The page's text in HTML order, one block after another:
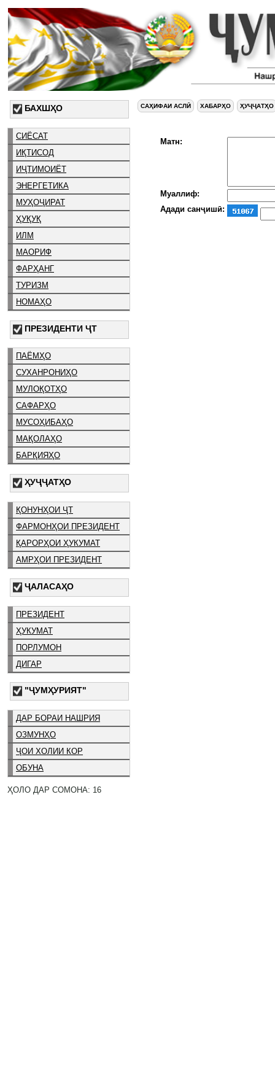
БАХШҲО
СИЁСАТ
ИҚТИСОД
ИҶТИМОИЁТ
ЭНЕРГЕТИКА
МУҲОҶИРАТ
ҲУҚУҚ
ИЛМ
МАОРИФ
ФАРҲАНГ
ТУРИЗМ
НОМАҲО
ПРЕЗИДЕНТИ ҶТ
ПАЁМҲО
СУХАНРОНИҲО
МУЛОҚОТҲО
САФАРҲО
МУСОҲИБАҲО
МАҚОЛАҲО
БАРҚИЯҲО
ҲУҶҶАТҲО
ҚОНУНҲОИ ҶТ
ФАРМОНҲОИ ПРЕЗИДЕНТ
ҚАРОРҲОИ ҲУКУМАТ
АМРҲОИ ПРЕЗИДЕНТ
ҶАЛАСАҲО
ПРЕЗИДЕНТ
ҲУКУМАТ
ПОРЛУМОН
ДИГАР
"ҶУМҲУРИЯТ"
ДАР БОРАИ НАШРИЯ
ОЗМУНҲО
ҶОИ ХОЛИИ КОР
ОБУНА
ҲОЛО ДАР СОМОНА: 16
САҲИФАИ АСЛӢ ХАБАРҲО ҲУҶҶАТҲО
Матн:
Муаллиф:
Адади санҷишӣ: